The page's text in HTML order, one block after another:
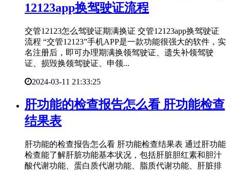
12123app换驾驶证流程
交管12123怎么驾驶证期满换证 交管12123app换驾驶证
流程 “交管12123”手机APP是一款功能很强大的软件，实
名注册后，即可办理期满换领驾驶证、遗失补领驾驶
证、损毁换领驾驶证、申领...
2024-03-11 21:33:25
​肝功能的检查报告怎么看 肝功能检查
结果表
肝功能的检查报告怎么看 肝功能检查结果表 通过肝功能
检查能了解肝脏功能基本状况，包括肝脏胆红素和胆汁
酸代谢功能、蛋白质代谢功能、脂质代谢功能、肝脏排